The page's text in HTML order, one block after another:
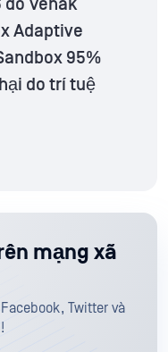
do Venak
Adaptive
95%
do trí tuệ
mạng xã
Twitter và